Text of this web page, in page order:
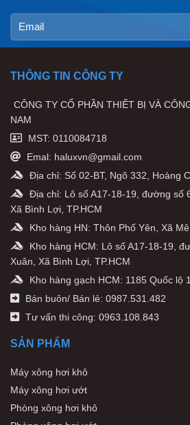
THÔNG TIN CÔNG TY
CÔNG TY CỔ PHẦN THIẾT BỊ VÀ
NAM
MST: 0110084718
Emal: haluxvn@gmail.com
Địa chỉ: Số 02-BT, Ngõ 332, Hoàng
Địa chỉ: Lô số A17-18-19, đường số
Xã Bình Lợi, TP.HCM
Kho hàng HN: Thôn Phố Yên, Xã
Kho hàng HCM: Lô số A17-18-19,
Xuân, Xã Bình Lợi, TP.HCM
Kho hàng gạch HCM: 1185 Quốc lộ
Bán buôn/ Bán lẻ: 0987.531.482
Tư vấn thi công: 0963.108.843
SẢN PHẨM
Máy xông hơi khô
Máy xông hơi ướt
Phòng xông hơi khô